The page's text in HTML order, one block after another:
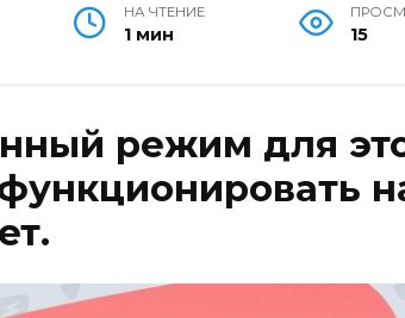
НА ЧТЕНИЕ
1 мин 15
режим для